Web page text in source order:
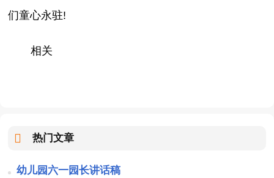
们童心永驻!
相关
热门文章
幼儿园六一园长讲话稿